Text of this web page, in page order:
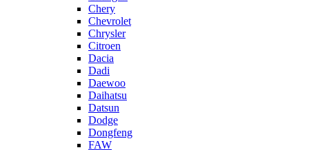
Chery
Chevrolet
Chrysler
Citroen
Dacia
Dadi
Daewoo
Daihatsu
Datsun
Dodge
Dongfeng
FAW